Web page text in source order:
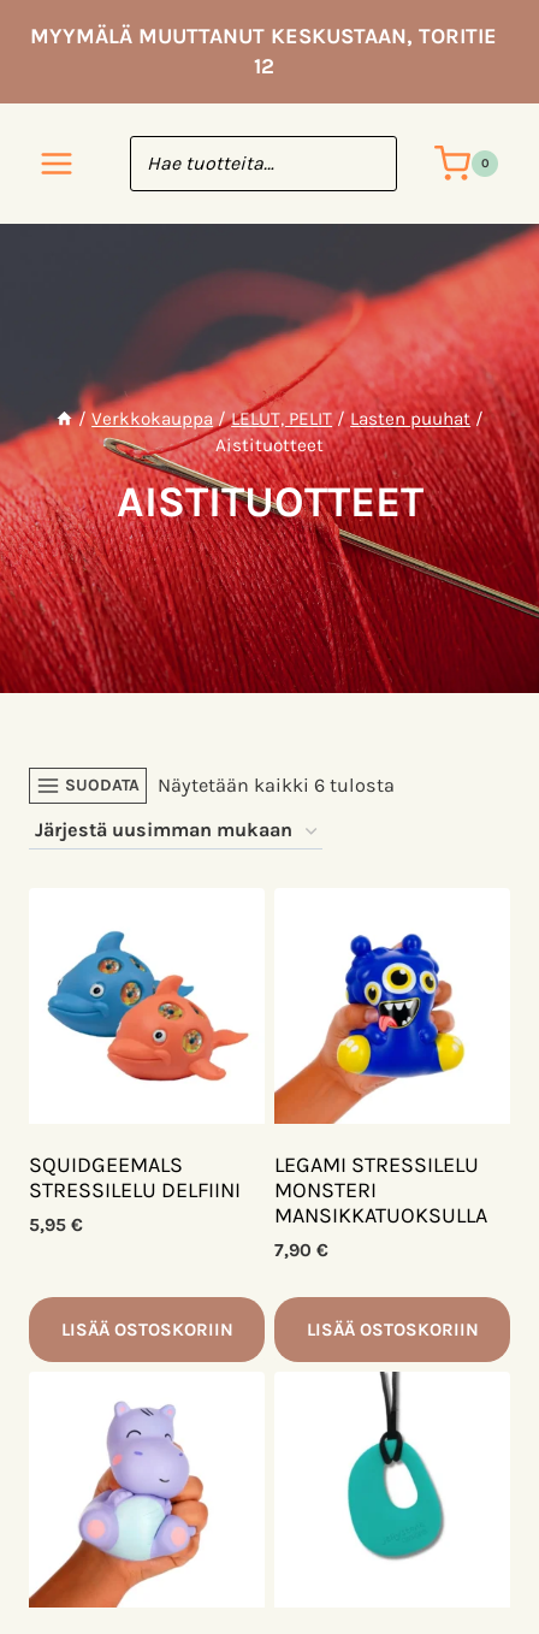
sisältöön
MYYMÄLÄ MUUTTANUT KESKUSTAAN, TORITIE
12
0
/ Verkkokauppa / LELUT, PELIT / Lasten puuhat /
Aistituotteet
AISTITUOTTEET
SUODATA Näytetään kaikki 6 tulosta
SQUIDGEEMALS
STRESSILELU DELFIINI
5,95 €
LISÄÄ OSTOSKORIIN
LEGAMI STRESSILELU
MONSTERI
MANSIKKATUOKSULLA
7,90 €
LISÄÄ OSTOSKORIIN